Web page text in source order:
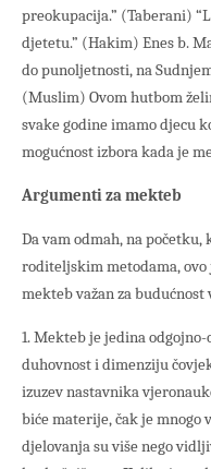
preokupacija.” (Taberani)
djetetu.” (Hakim) Enes b.
do punoljetnosti, na
(Muslim) Ovom hutbom
svake godine imamo djecu
mogućnost izbora kada je
Argumenti za mekteb
Da vam odmah, na
roditeljskim metodama,
mekteb važan za budućnost
1. Mekteb je jedina
duhovnost i dimenziju
izuzev nastavnika
biće materije, čak je mnogo
djelovanja su više nego